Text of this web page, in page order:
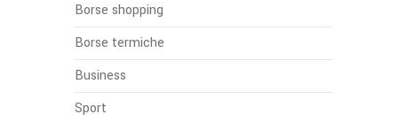
Borse shopping
Borse termiche
Business
Sport